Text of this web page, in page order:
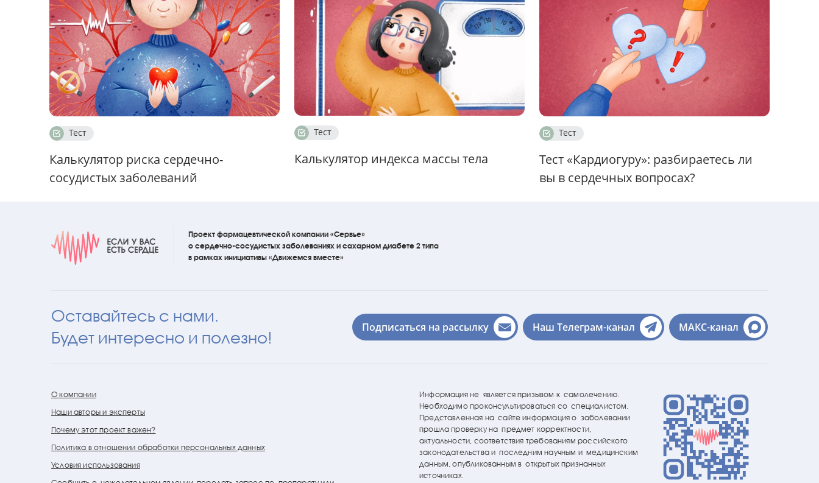
Тест
Калькулятор риска сердечно-
сосудистых заболеваний
Тест
Калькулятор индекса массы тела
Тест
Тест «Кардиогуру»: разбираетесь ли
вы в сердечных вопросах?
Проект фармацевтической компании «Сервье»
о сердечно-сосудистых заболеваниях и сахарном диабете 2 типа
в рамках инициативы «Движемся вместе»
Оставайтесь с нами.
Будет интересно и полезно!
Подписаться на рассылку Наш Телеграм-канал МАКС-канал
О компании
Наши авторы и эксперты
Почему этот проект важен?
Политика в отношении обработки персональных данных
Условия использования
Информация не является призывом к самолечению.
Необходимо проконсультироваться со специалистом.
Представленная на сайте информация о заболевании
прошла проверку на предмет корректности,
актуальности, соответствия требованиям российского
законодательства и последним научным и медицинским
данным, опубликованным в открытых признанных
источниках.